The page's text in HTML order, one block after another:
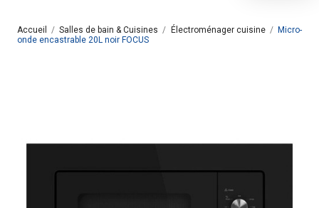
Accueil Salles de bain & Cuisines Électroménager cuisine
Micro-
onde encastrable 20L noir FOCUS